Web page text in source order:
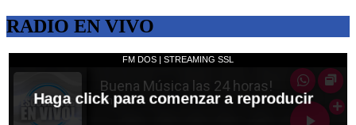
RADIO EN VIVO